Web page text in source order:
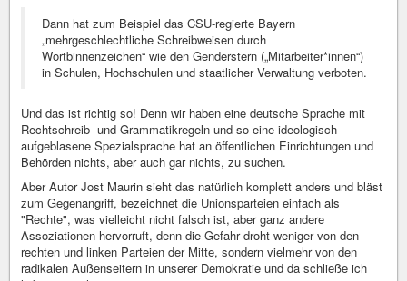
Dann hat zum Beispiel das CSU-regierte Bayern
„mehrgeschlechtliche Schreibweisen durch
Wortbinnenzeichen“ wie den Genderstern („Mitarbeiter*innen“)
in Schulen, Hochschulen und staatlicher Verwaltung verboten.
Und das ist richtig so! Denn wir haben eine deutsche Sprache mit
Rechtschreib- und Grammatikregeln und so eine ideologisch
aufgeblasene Spezialsprache hat an öffentlichen Einrichtungen und
Behörden nichts, aber auch gar nichts, zu suchen.
Aber Autor Jost Maurin sieht das natürlich komplett anders und bläst
zum Gegenangriff, bezeichnet die Unionsparteien einfach als
"Rechte", was vielleicht nicht falsch ist, aber ganz andere
Assoziationen hervorruft, denn die Gefahr droht weniger von den
rechten und linken Parteien der Mitte, sondern vielmehr von den
radikalen Außenseitern in unserer Demokratie und da schließe ich